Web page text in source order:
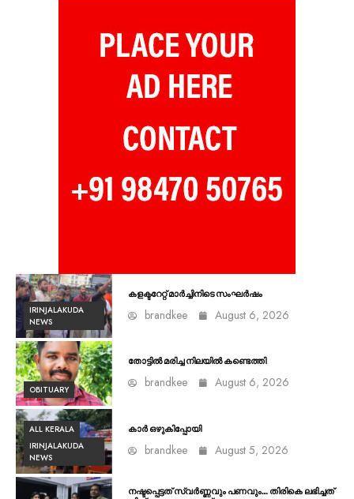
IRINJALAKUDA
NEWS
കളക്ടറേറ്റ് മാർച്ചിനിടെ സംഘർഷം
brandkee August 6, 2026
OBITUARY
തോട്ടിൽ മരിച്ച നിലയിൽ കണ്ടെത്തി
brandkee August 6, 2026
ALL KERALA
IRINJALAKUDA
NEWS
കാർ ഒഴുകിപ്പോയി
brandkee August 5, 2026
നഷ്ടപ്പെട്ടത് സ്വർണ്ണവും പണവും… തിരികെ ലഭിച്ചത്